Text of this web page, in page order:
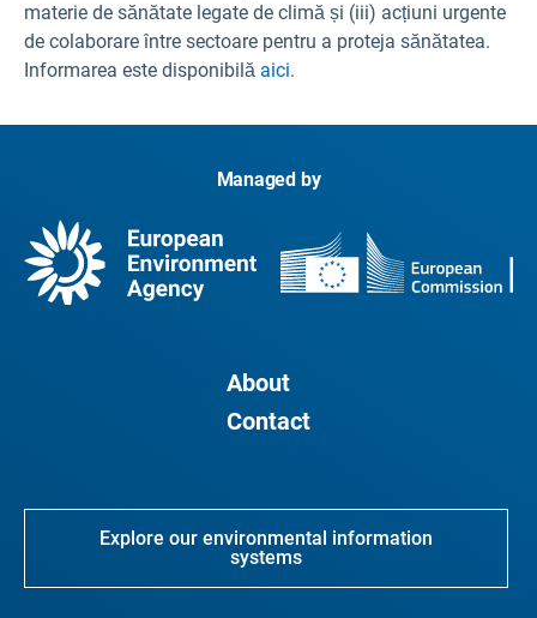
materie de sănătate legate de climă și (iii) acțiuni urgente
de colaborare între sectoare pentru a proteja sănătatea.
Informarea este disponibilă aici.
Managed by
About
Contact
Explore our environmental information
systems